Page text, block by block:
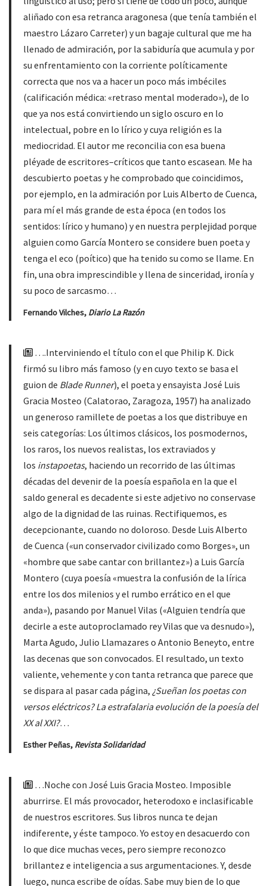
aliñado con esa retranca aragonesa (que tenía también el
maestro Lázaro Carreter) y un bagaje cultural que me ha
llenado de admiración, por la sabiduría que acumula y por
su enfrentamiento con la corriente políticamente
correcta que nos va a hacer un poco más imbéciles
(calificación médica: «retraso mental moderado»), de lo
que ya nos está convirtiendo un siglo oscuro en lo
intelectual, pobre en lo lírico y cuya religión es la
mediocridad. El autor me reconcilia con esa buena
pléyade de escritores–críticos que tanto escasean. Me ha
descubierto poetas y he comprobado que coincidimos,
por ejemplo, en la admiración por Luis Alberto de Cuenca,
para mí el más grande de esta época (en todos los
sentidos: lírico y humano) y en nuestra perplejidad porque
alguien como García Montero se considere buen poeta y
tenga el eco (poítico) que ha tenido su como se llame. En
fin, una obra imprescindible y llena de sinceridad, ironía y
su poco de sarcasmo…
Fernando Vilches, Diario La Razón
….Interviniendo el título con el que Philip K. Dick
firmó su libro más famoso (y en cuyo texto se basa el
guion de Blade Runner), el poeta y ensayista José Luis
Gracia Mosteo (Calatorao, Zaragoza, 1957) ha analizado
un generoso ramillete de poetas a los que distribuye en
seis categorías: Los últimos clásicos, los posmodernos,
los raros, los nuevos realistas, los extraviados y
los instapoetas, haciendo un recorrido de las últimas
décadas del devenir de la poesía española en la que el
saldo general es decadente si este adjetivo no conservase
algo de la dignidad de las ruinas. Rectifiquemos, es
decepcionante, cuando no doloroso. Desde Luis Alberto
de Cuenca («un conservador civilizado como Borges», un
«hombre que sabe cantar con brillantez») a Luis García
Montero (cuya poesía «muestra la confusión de la lírica
entre los dos milenios y el rumbo errático en el que
anda»), pasando por Manuel Vilas («Alguien tendría que
decirle a este autoproclamado rey Vilas que va desnudo»),
Marta Agudo, Julio Llamazares o Antonio Beneyto, entre
las decenas que son convocados. El resultado, un texto
valiente, vehemente y con tanta retranca que parece que
se dispara al pasar cada página, ¿Sueñan los poetas con
versos eléctricos? La estrafalaria evolución de la poesía del
XX al XXI?…
Esther Peñas, Revista Solidaridad
…Noche con José Luis Gracia Mosteo. Imposible
aburrirse. El más provocador, heterodoxo e inclasificable
de nuestros escritores. Sus libros nunca te dejan
indiferente, y éste tampoco. Yo estoy en desacuerdo con
lo que dice muchas veces, pero siempre reconozco
brillantez e inteligencia a sus argumentaciones. Y, desde
luego, nunca escribe de oídas. Sabe muy bien de lo que